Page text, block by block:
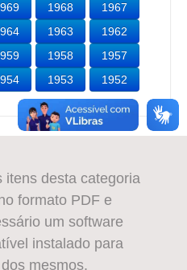
1968
1967
1963
1962
1958
1957
1953 1952
itens desta categoria
formato PDF e
um software
instalado para
dos mesmos.